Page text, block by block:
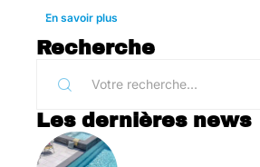
En savoir plus
Recherche
Les dernières news